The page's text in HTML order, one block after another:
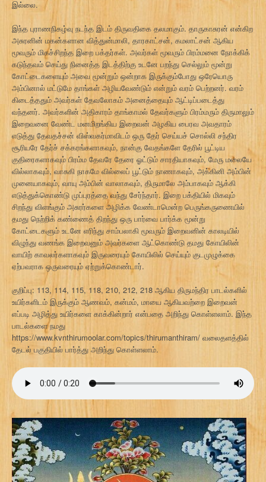
இல்லை.
இந்த புராணநிகழ்வு நடந்த இடம் திருவதிகை தலமாகும். தாருகாசுரன் என்கிற
அசுரனின் மகன்களான வித்துன்மாலி, தாரகாட்சன், கமலாட்சன் ஆகிய
மூவரும் மிகச்சிறந்த இறை பக்தர்கள். அவர்கள் மூவரும் பிரம்மனை நோக்கிக்
கடுந்தவம் செய்து நினைத்த இடத்திற்கு உடனே பறந்து செல்லும் மூன்று
கோட்டைகளையும் அவை மூன்றும் ஒன்றாக இருக்கும்போது ஒரேயொரு
அம்பினால் மட்டுமே தாங்கள் அழியவேண்டும் என்றும் வரம் பெற்றனர். வரம்
கிடைத்ததும் அவர்கள் தேவலோகம் அனைத்தையும் ஆட்டிப்படைத்து
வந்தனர். அவர்களின் அதிகாரம் தாங்காமல் தேவர்களும் பிரம்மரும் திருமாலும்
இறைவனை வேண்ட மனமிறங்கிய இறைவன் அழகிய பைரவ அவதாரம்
எடுத்து தேவதச்சன் விஸ்வகர்மாவிடம் ஒரு தேர் செய்யச் சொல்லி சந்திர
சூரியரே தேர்ச் சக்கரங்களாகவும், நான்கு வேதங்களே தேரில் பூட்டிய
குதிரைகளாகவும் பிரம்ம தேவரே தேரை ஓட்டும் சாரதியாகவும், மேரு மலையே
வில்லாகவும், வாசுகி நாகமே வில்லைப் பூட்டும் நாணாகவும், அக்கினி அம்பின்
முனையாகவும், வாயு அம்பின் வாலாகவும், திருமாலே அம்பாகவும் ஆக்கி
எடுத்துக்கொண்டு முப்புரத்தை வந்து சேர்ந்தார். இறை பக்தியில் மிகவும்
சிறந்து விளங்கும் அசுரர்களை அழிக்க வேண்டாமென்ற பெருங்கருணையில்
தமது நெற்றிக் கண்ணைத் திறந்து ஒரு பார்வை பார்க்க மூன்று
கோட்டைகளும் உடனே எரிந்து சாம்பலாகி மூவரும் இறைவனின் காலடியில்
விழுந்து வணங்க இறைவனும் அவர்களை ஆட்கொண்டு தமது கோயிலின்
வாயிற் காவலர்களாகவும் இருவரையும் கோயிலில் செய்யும் குடமுழுக்கை
ஏற்பவராக ஒருவரையும் ஏற்றுக்கொண்டார்.
குறிப்பு: 113, 114, 115, 118, 210, 212, 218 ஆகிய திருமந்திர பாடல்களில்
உயிர்களிடம் இருக்கும் ஆணவம், கன்மம், மாயை ஆகியவற்றை இறைவன்
எப்படி அழித்து உயிர்களை காக்கின்றார் என்பதை அறிந்து கொள்ளலாம். இந்த
பாடல்களை நமது
https://www.kvnthirumoolar.com/topics/thirumanthiram/ வலைதளத்தில்
தேடல் பகுதியில் பார்த்து அறிந்து கொள்ளலாம்.